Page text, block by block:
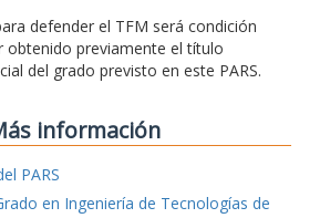
defender el TFM será condición
obtenido previamente el título
del grado previsto en este PARS.
información
PARS
en Ingeniería de Tecnologías de